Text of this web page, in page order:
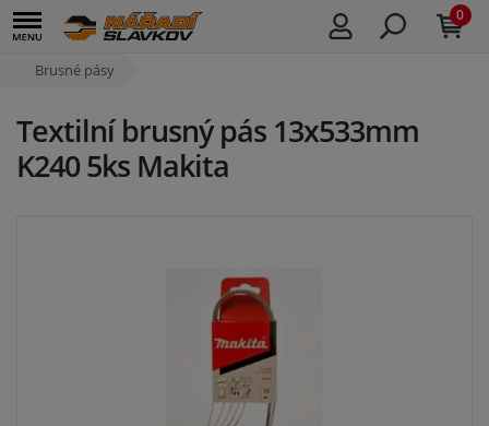
0
Brusné pásy
Textilní brusný pás 13x533mm
K240 5ks Makita